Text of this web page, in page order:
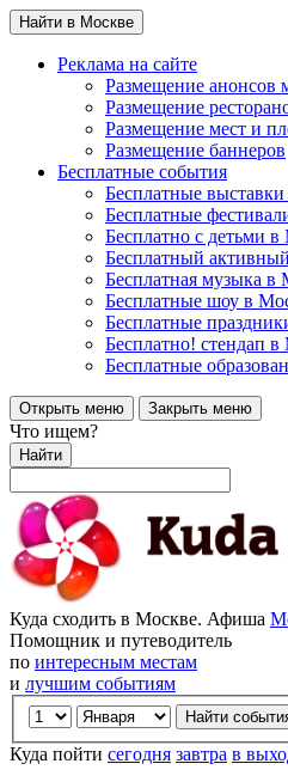
Найти в Москве
Реклама на сайте
Размещение анонсов
Размещение
Размещение мест и
Размещение баннеров
Бесплатные события
Бесплатные
Бесплатные
Бесплатно с детьми
Бесплатный
Бесплатная музыка в
Бесплатные шоу в
Бесплатные
Бесплатно! стендап
Бесплатные
Открыть меню Закрыть меню
Что ищем?
Найти
Куда сходить в Москве. Афиша
Помощник и путеводитель
по интересным местам
и лучшим событиям
Куда пойти сегодня завтра в